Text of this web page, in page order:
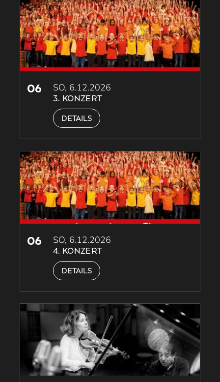
06 SO, 6.12.2026
3. KONZERT
DETAILS
06 SO, 6.12.2026
4. KONZERT
DETAILS